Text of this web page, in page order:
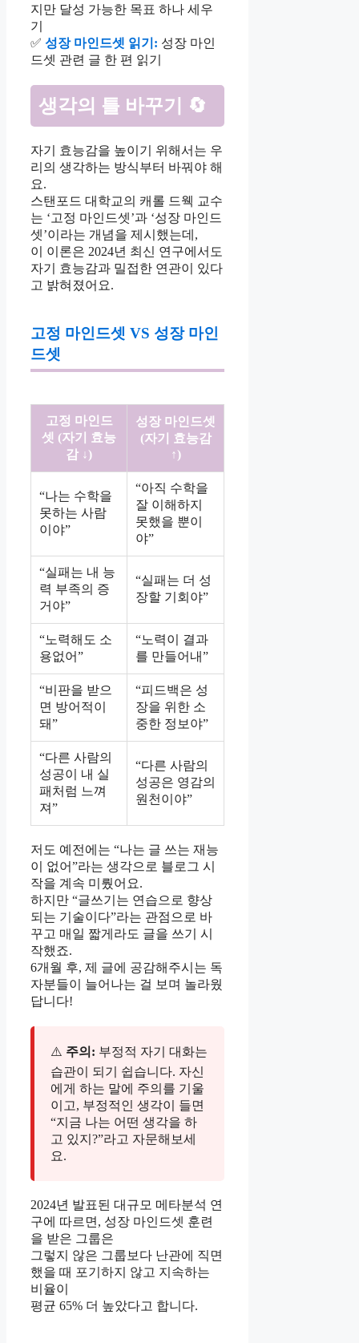
지만 달성 가능한 목표 하나 세우
기
✅ 성장 마인드셋 읽기: 성장 마인
드셋 관련 글 한 편 읽기
생각의 틀 바꾸기 🔄
자기 효능감을 높이기 위해서는 우
리의 생각하는 방식부터 바꿔야 해
요.
스탠포드 대학교의 캐롤 드웩 교수
는 ‘고정 마인드셋’과 ‘성장 마인드
셋’이라는 개념을 제시했는데,
이 이론은 2024년 최신 연구에서도
자기 효능감과 밀접한 연관이 있다
고 밝혀졌어요.
고정 마인드셋 VS 성장 마인
드셋
고정 마인드
셋 (자기 효능
감 ↓)
성장 마인드셋
(자기 효능감
↑)
“나는 수학을
못하는 사람
이야”
“아직 수학을
잘 이해하지
못했을 뿐이
야”
“실패는 내 능
력 부족의 증
거야”
“실패는 더 성
장할 기회야”
“노력해도 소
용없어”
“노력이 결과
를 만들어내”
“비판을 받으
면 방어적이
돼”
“피드백은 성
장을 위한 소
중한 정보야”
“다른 사람의
성공이 내 실
패처럼 느껴
져”
“다른 사람의
성공은 영감의
원천이야”
저도 예전에는 “나는 글 쓰는 재능
이 없어”라는 생각으로 블로그 시
작을 계속 미뤘어요.
하지만 “글쓰기는 연습으로 향상
되는 기술이다”라는 관점으로 바
꾸고 매일 짧게라도 글을 쓰기 시
작했죠.
6개월 후, 제 글에 공감해주시는 독
자분들이 늘어나는 걸 보며 놀라웠
답니다!
⚠️ 주의: 부정적 자기 대화는
습관이 되기 쉽습니다. 자신
에게 하는 말에 주의를 기울
이고, 부정적인 생각이 들면
“지금 나는 어떤 생각을 하
고 있지?”라고 자문해보세
요.
2024년 발표된 대규모 메타분석 연
구에 따르면, 성장 마인드셋 훈련
을 받은 그룹은
그렇지 않은 그룹보다 난관에 직면
했을 때 포기하지 않고 지속하는
비율이
평균 65% 더 높았다고 합니다.